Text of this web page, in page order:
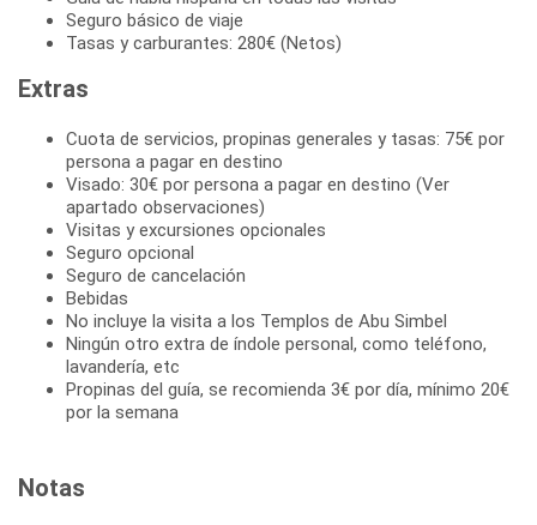
Seguro básico de viaje
Tasas y carburantes: 280€ (Netos)
Extras
Cuota de servicios, propinas generales y tasas: 75€ por
persona a pagar en destino
Visado: 30€ por persona a pagar en destino (Ver
apartado observaciones)
Visitas y excursiones opcionales
Seguro opcional
Seguro de cancelación
Bebidas
No incluye la visita a los Templos de Abu Simbel
Ningún otro extra de índole personal, como teléfono,
lavandería, etc
Propinas del guía, se recomienda 3€ por día, mínimo 20€
por la semana
Notas